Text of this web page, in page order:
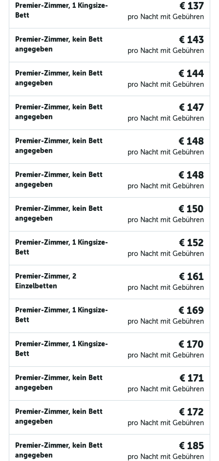
Premier-Zimmer, 1 Kingsize-
Bett
€ 137
pro Nacht mit Gebühren
Premier-Zimmer, kein Bett
angegeben
€ 143
pro Nacht mit Gebühren
Premier-Zimmer, kein Bett
angegeben
€ 144
pro Nacht mit Gebühren
Premier-Zimmer, kein Bett
angegeben
€ 147
pro Nacht mit Gebühren
Premier-Zimmer, kein Bett
angegeben
€ 148
pro Nacht mit Gebühren
Premier-Zimmer, kein Bett
angegeben
€ 148
pro Nacht mit Gebühren
Premier-Zimmer, kein Bett
angegeben
€ 150
pro Nacht mit Gebühren
Premier-Zimmer, 1 Kingsize-
Bett
€ 152
pro Nacht mit Gebühren
Premier-Zimmer, 2
Einzelbetten
€ 161
pro Nacht mit Gebühren
Premier-Zimmer, 1 Kingsize-
Bett
€ 169
pro Nacht mit Gebühren
Premier-Zimmer, 1 Kingsize-
Bett
€ 170
pro Nacht mit Gebühren
Premier-Zimmer, kein Bett
angegeben
€ 171
pro Nacht mit Gebühren
Premier-Zimmer, kein Bett
angegeben
€ 172
pro Nacht mit Gebühren
Premier-Zimmer, kein Bett
angegeben
€ 185
pro Nacht mit Gebühren